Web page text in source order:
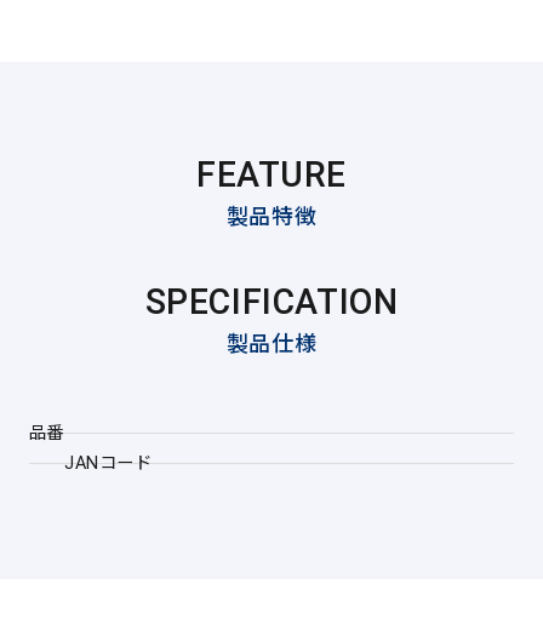
FEATURE
製品特徴
SPECIFICATION
製品仕様
品番
JANコード